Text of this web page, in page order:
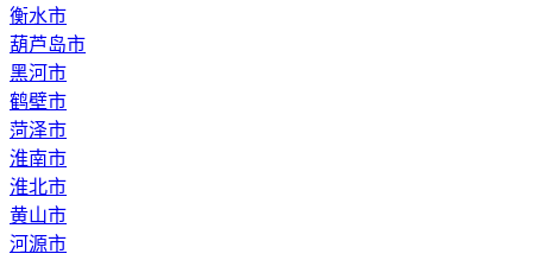
衡水市
葫芦岛市
黑河市
鹤壁市
菏泽市
淮南市
淮北市
黄山市
河源市